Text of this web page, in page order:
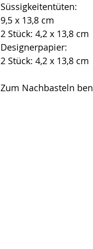
Süssigkeitentüten:
9,5 x 13,8 cm
2 Stück: 4,2 x 13,8 cm
Designerpapier:
2 Stück: 4,2 x 13,8 cm
Zum Nachbasteln